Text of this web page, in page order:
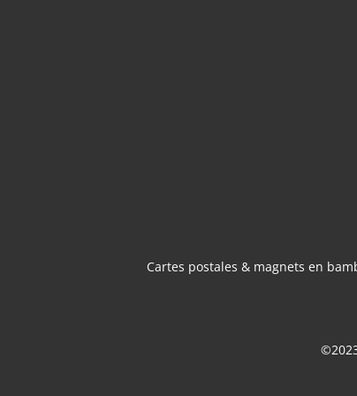
Cartes postales & magnets en